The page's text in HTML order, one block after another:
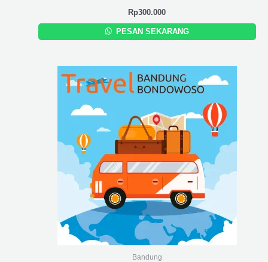
Rp300.000
PESAN SEKARANG
Bandung